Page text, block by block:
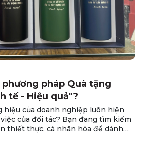
pháp Quà tặng
tế - Hiệu quả"?
hiệu của doanh nghiệp luôn hiện
của đối tác? Bạn đang tìm kiếm
thiết thực, cá nhân hóa để dành
nhiệt in, khắc logo tại RUBY - Giải